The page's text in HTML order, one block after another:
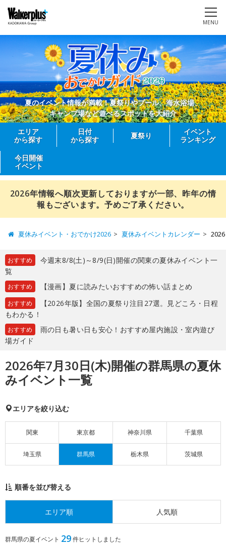
MENU
夏のイベント情報が満載！夏祭りやプール、海水浴場、
キャンプ場など遊べるスポットを大紹介
エリア
から探す
日付
から探す
夏祭り
イベント
ランキング
今日開催
イベント
2026年情報へ順次更新しておりますが一部、昨年の情
報もございます。予めご了承ください。
夏休みイベント・おでかけ2026 夏休みイベントカレンダー
おすすめ
今週末8/8(土)～8/9(日)開催の関東の夏休みイベント一
覧
おすすめ 【漫画】夏に読みたいおすすめの怖い話まとめ
おすすめ
【2026年版】全国の夏祭り注目27選。見どころ・日程
もわかる！
おすすめ
雨の日も暑い日も安心！おすすめ屋内施設・室内遊び
場ガイド
2026年7月30日(木)開催の群馬県の夏休
みイベント一覧
エリアを絞り込む
関東 東京都 神奈川県 千葉県
埼玉県 群馬県 栃木県 茨城県
順番を並び替える
エリア順 人気順
群馬県の夏イベント 29件ヒットしました